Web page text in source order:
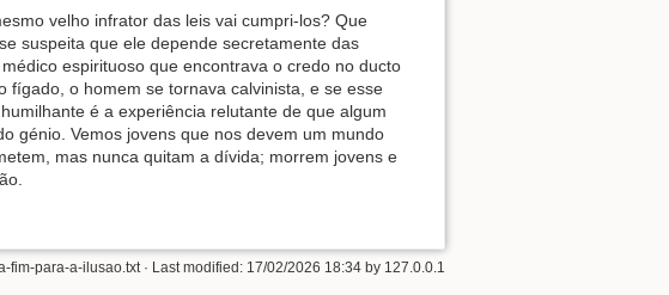
velho infrator das leis vai cumpri-los? Que
suspeita que ele depende secretamente das
espirituoso que encontrava o credo no ducto
fígado, o homem se tornava calvinista, e se esse
é a experiência relutante de que algum
génio. Vemos jovens que nos devem um mundo
mas nunca quitam a dívida; morrem jovens e
fim-para-a-ilusao.txt· Last modified: 17/02/2026 18:34 by 127.0.0.1